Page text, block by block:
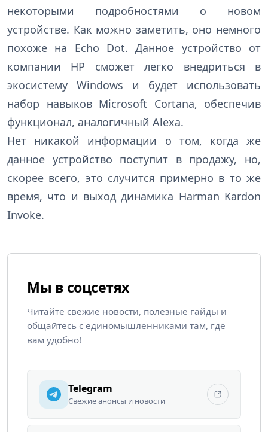
некоторыми подробностями о новом
устройстве. Как можно заметить, оно немного
похоже на Echo Dot. Данное устройство от
компании HP сможет легко внедриться в
экосистему Windows и будет использовать
набор навыков Microsoft Cortana, обеспечив
функционал, аналогичный Alexa.
Нет никакой информации о том, когда же
данное устройство поступит в продажу, но,
скорее всего, это случится примерно в то же
время, что и выход динамика Harman Kardon
Invoke.
Мы в соцсетях
Читайте свежие новости, полезные гайды и
общайтесь с единомышленниками там, где
вам удобно!
Telegram
Свежие анонсы и новости